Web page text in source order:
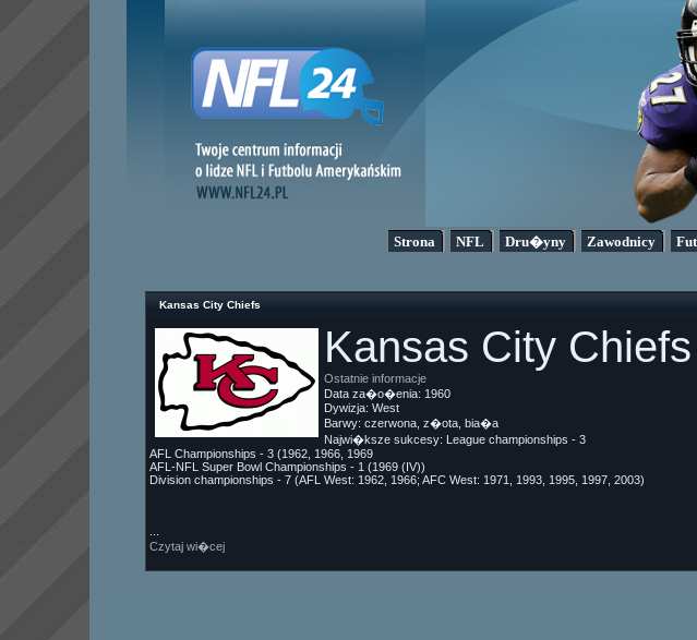
Strona NFL Dru�yny Zawodnicy
Kansas City Chiefs
Kansas City Chiefs
Ostatnie informacje
Data za�o�enia: 1960
Dywizja: West
Barwy: czerwona, z�ota, bia�a
Najwi�ksze sukcesy: League championships - 3
AFL Championships - 3 (1962, 1966, 1969
AFL-NFL Super Bowl Championships - 1 (1969 (IV))
Division championships - 7 (AFL West: 1962, 1966; AFC West: 1971, 1993, 1995, 1997, 2003)
Czytaj wi�cej